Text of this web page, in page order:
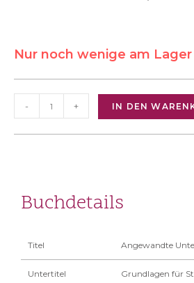
Nur noch wenige am Lager
- + IN DEN
Buchdetails
Titel Angewandte
Untertitel Grundlagen für